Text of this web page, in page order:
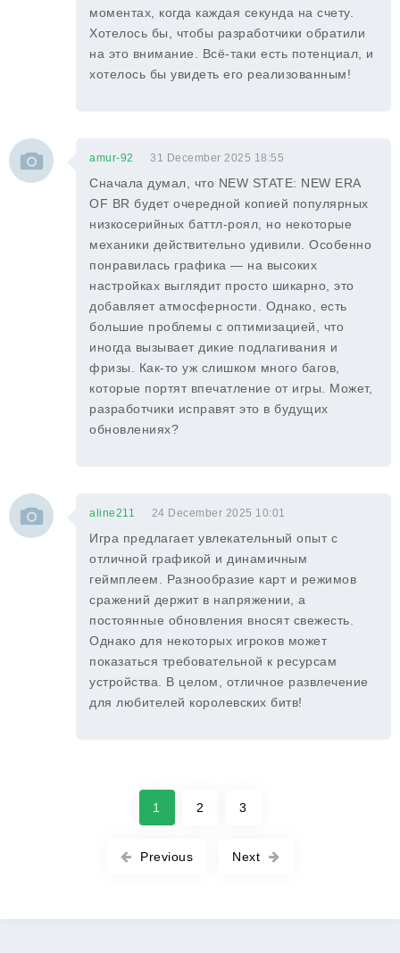
моментах, когда каждая секунда на счету.
Хотелось бы, чтобы разработчики обратили
на это внимание. Всё-таки есть потенциал, и
хотелось бы увидеть его реализованным!
amur-92 31 December 2025 18:55
Сначала думал, что NEW STATE: NEW ERA
OF BR будет очередной копией популярных
низкосерийных баттл-роял, но некоторые
механики действительно удивили. Особенно
понравилась графика — на высоких
настройках выглядит просто шикарно, это
добавляет атмосферности. Однако, есть
большие проблемы с оптимизацией, что
иногда вызывает дикие подлагивания и
фризы. Как-то уж слишком много багов,
которые портят впечатление от игры. Может,
разработчики исправят это в будущих
обновлениях?
aline211 24 December 2025 10:01
Игра предлагает увлекательный опыт с
отличной графикой и динамичным
геймплеем. Разнообразие карт и режимов
сражений держит в напряжении, а
постоянные обновления вносят свежесть.
Однако для некоторых игроков может
показаться требовательной к ресурсам
устройства. В целом, отличное развлечение
для любителей королевских битв!
Previous
1 2 3
Next